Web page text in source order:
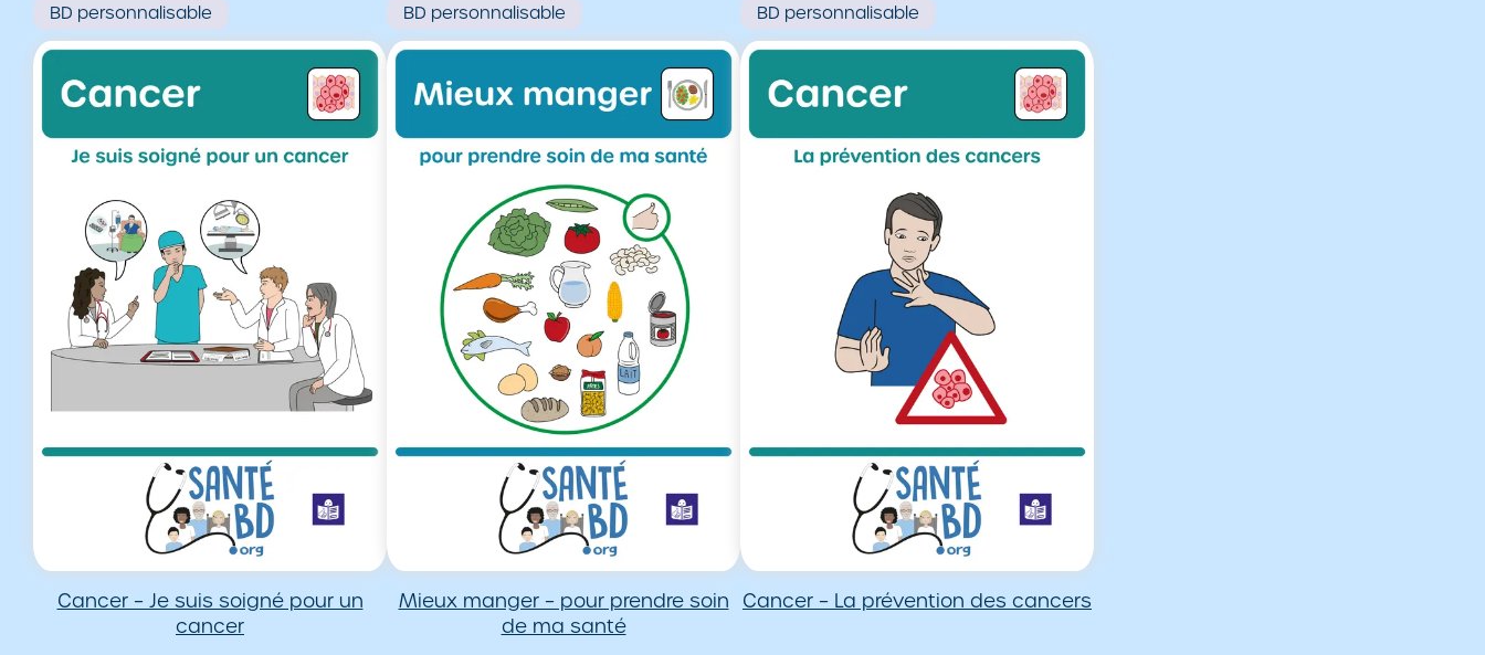
BD personnalisable
Cancer – Je suis soigné pour un
cancer
BD personnalisable
Mieux manger – pour prendre soin
de ma santé
BD personnalisable
Cancer – La prévention des cancers